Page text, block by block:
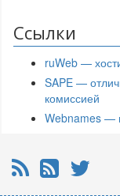
Ссылки
ruWeb —
SAPE —
комиссией
Webnames —
RSS Почтовая